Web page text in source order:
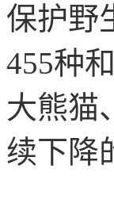
保护野
455种
大熊猫
续下降